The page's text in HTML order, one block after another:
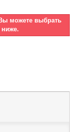
можете выбрать
ниже.